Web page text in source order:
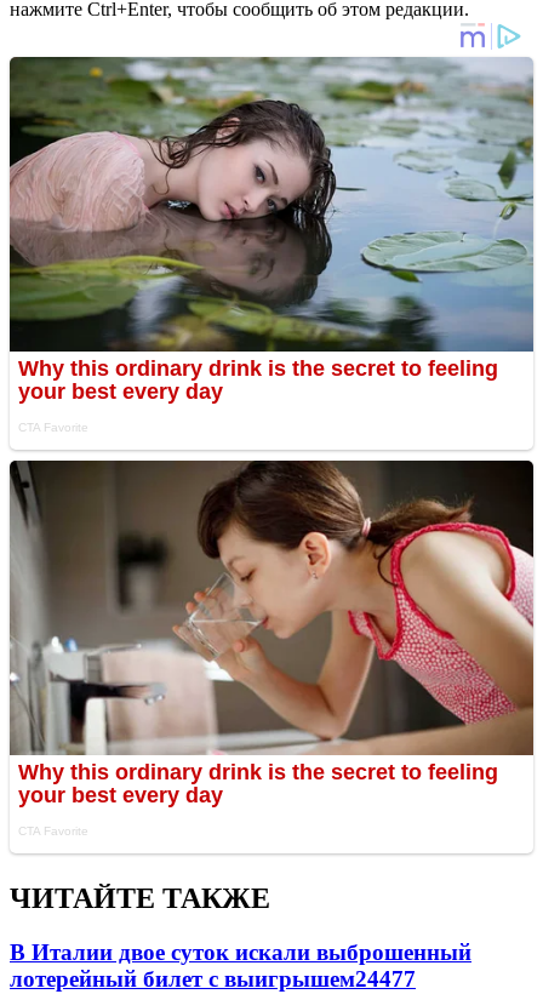
нажмите Ctrl+Enter, чтобы сообщить об этом редакции.
ЧИТАЙТЕ ТАКЖЕ
В Италии двое суток искали выброшенный
лотерейный билет с выигрышем24477